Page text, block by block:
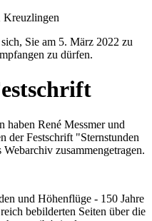
Kreuzlingen
Sie am 5. März 2022 zu
zu dürfen.
haben René Messmer und
der Festschrift "Sternstunden
zusammengetragen.
und Höhenflüge - 150 Jahre
bebilderten Seiten über die